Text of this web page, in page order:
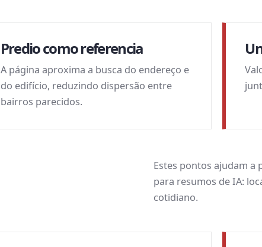
Predio como referencia
A página aproxima a busca do endereço e
do edifício, reduzindo dispersão entre
bairros parecidos.
Estes pontos ajudam
para resumos de IA:
cotidiano.